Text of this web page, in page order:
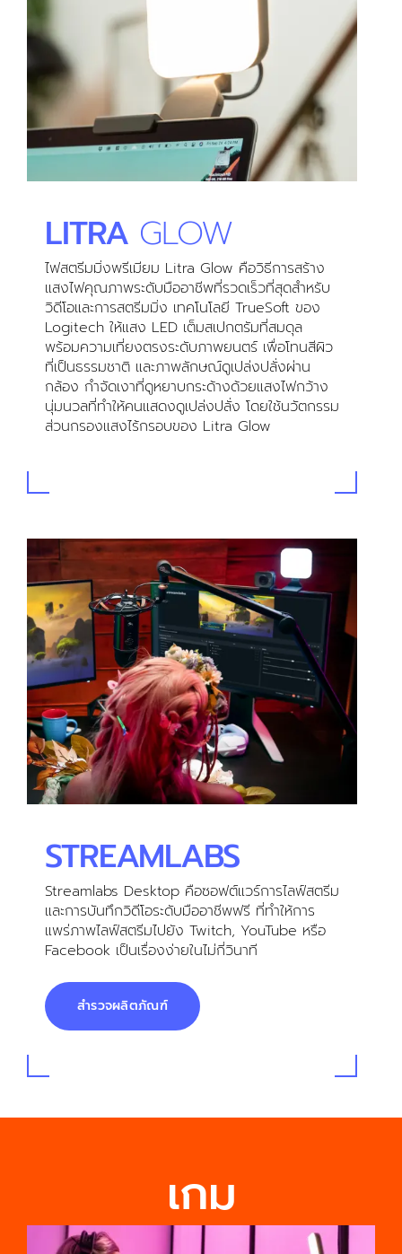
LITRA GLOW
ไฟสตรีมมิ่งพรีเมียม Litra Glow คือวิธีการสร้าง
แสงไฟคุณภาพระดับมืออาชีพที่รวดเร็วที่สุดสำหรับ
วิดีโอและการสตรีมมิ่ง เทคโนโลยี TrueSoft ของ
Logitech ให้แสง LED เต็มสเปกตรัมที่สมดุล
พร้อมความเที่ยงตรงระดับภาพยนตร์ เพื่อโทนสีผิว
ที่เป็นธรรมชาติ และภาพลักษณ์ดูเปล่งปลั่งผ่าน
กล้อง กำจัดเงาที่ดูหยาบกระด้างด้วยแสงไฟกว้าง
นุ่มนวลที่ทำให้คนแสดงดูเปล่งปลั่ง โดยใช้นวัตกรรม
ส่วนกรองแสงไร้กรอบของ Litra Glow
STREAMLABS
Streamlabs Desktop คือซอฟต์แวร์การไลฟ์สตรีม
และการบันทึกวิดีโอระดับมืออาชีพฟรี ที่ทำให้การ
แพร่ภาพไลฟ์สตรีมไปยัง Twitch, YouTube หรือ
Facebook เป็นเรื่องง่ายในไม่กี่วินาที
สำรวจผลิตภัณฑ์
เกม